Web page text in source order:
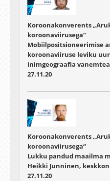
Koroonakonverents
koroonaviirusega“
Mobiilpositsioneerimise
koroonaviiruse leviku
inimgeograafia
27.11.20
Koroonakonverents
koroonaviirusega“
Lukku pandud maailma
Heikki Junninen,
27.11.20